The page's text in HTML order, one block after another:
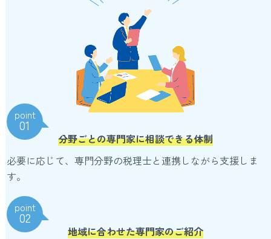
point
01
分野ごとの専門家に相談できる体制
必要に応じて、専門分野の税理士と連携しながら支援しま
す。
point
02
地域に合わせた専門家のご紹介